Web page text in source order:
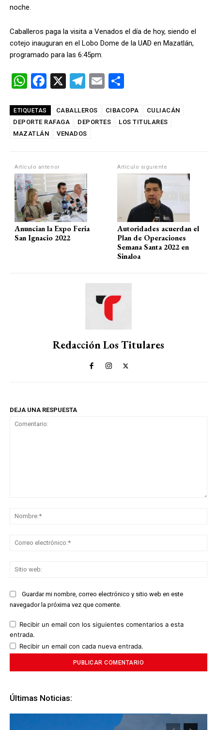
noche.
Caballeros paga la visita a Venados el día de hoy, siendo el
cotejo inauguran en el Lobo Dome de la UAD en Mazatlán,
programado para las 6:45pm.
W
at
s
p
F
ce
b
k
X
T
e
gr
E
ail m
p
ETIQUETAS CABALLEROS CIBACOPA
CULIACÁN
DEPORTE RAFAGA
DEPORTES
LOS TITULARES
MAZATLÁN
VENADOS
Artículo anterior
Anuncian la Expo Feria
San Ignacio 2022
Artículo siguiente
Autoridades acuerdan el
Plan de Operaciones
Semana Santa 2022 en
Sinaloa
Redacción Los Titulares
DEJA UNA RESPUESTA
Guardar mi nombre, correo electrónico y sitio web en este
navegador la próxima vez que comente.
Recibir un email con los siguientes comentarios a esta
entrada.
Recibir un email con cada nueva entrada.
Últimas Noticias: